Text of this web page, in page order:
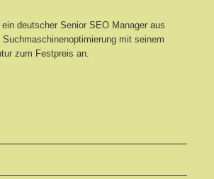
deutscher Senior SEO Manager aus
Suchmaschinenoptimierung mit seinem
zum Festpreis an.